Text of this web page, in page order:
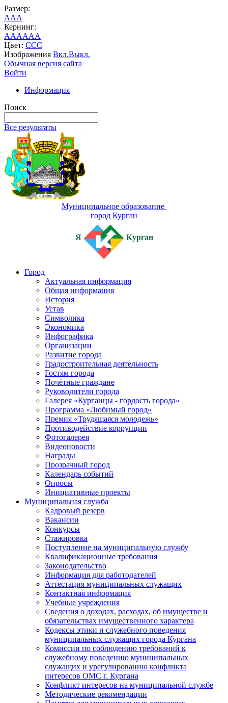
Размер:
AAA
Кернинг:
AAAAAA
Цвет: CCC
Изображения Вкл.Выкл.
Обычная версия сайта
Войти
Информация
Поиск
Все результаты
Муниципальное образование
город Курган
Я Курган
Город
Актуальная информация
Общая информация
История
Устав
Символика
Экономика
Инфографика
Организации
Развитие города
Градостроительная деятельность
Гостям города
Почётные граждане
Руководители города
Галерея «Курганцы - гордость города»
Программа «Любимый город»
Премия «Трудящаяся молодежь»
Противодействие коррупции
Фотогалерея
Видеоновости
Награды
Прозрачный город
Календарь событий
Опросы
Инициативные проекты
Муниципальная служба
Кадровый резерв
Вакансии
Конкурсы
Стажировка
Поступление на муниципальную службу
Квалификационные требования
Законодательство
Информация для работодателей
Аттестация муниципальных служащих
Контактная информация
Учебные учреждения
Сведения о доходах, расходах, об имуществе и
обязательствах имущественного характера
Кодексы этики и служебного поведения
муниципальных служащих города Кургана
Комиссии по соблюдению требований к
служебному поведению муниципальных
служащих и урегулированию конфликта
интересов ОМС г. Кургана
Конфликт интересов на муниципальной службе
Методические рекомендации